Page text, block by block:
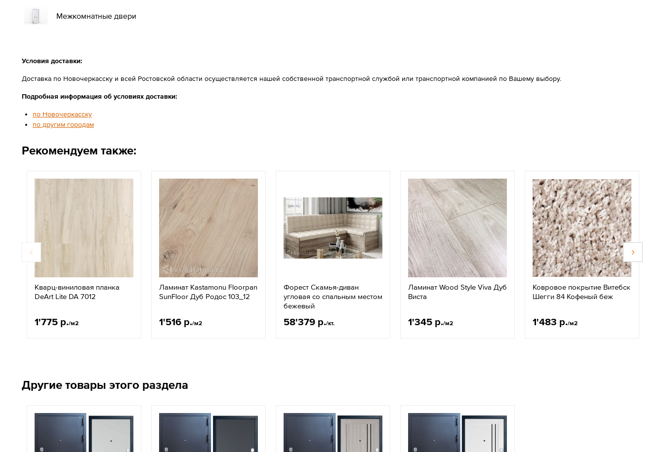
Межкомнатные двери
Условия доставки:
Доставка по Новочеркасску и всей Ростовской области осуществляется нашей собственной транспортной службой или транспортной компанией по Вашему выбору.
Подробная информация об условиях доставки:
по Новочеркасску
по другим городам
Рекомендуем также:
Кварц-виниловая планка
DeArt Lite DA 7012
1'775 р./м2
Ламинат Kastamonu Floorpan
SunFloor Дуб Родос 103_12
1'516 р./м2
Форест Скамья-диван
угловая со спальным местом
бежевый
58'379 р./кт.
Ламинат Wood Style Viva Дуб
Виста
1'345 р./м2
Ковровое покрытие Витебск
Шегги 84 Кофеный беж
1'483 р./м2
Другие товары этого раздела